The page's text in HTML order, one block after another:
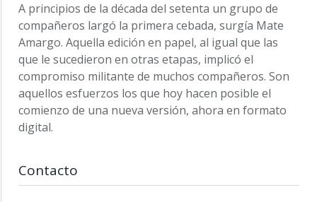
A principios de la década del setenta un grupo de
compañeros largó la primera cebada, surgía Mate
Amargo. Aquella edición en papel, al igual que las
que le sucedieron en otras etapas, implicó el
compromiso militante de muchos compañeros. Son
aquellos esfuerzos los que hoy hacen posible el
comienzo de una nueva versión, ahora en formato
digital.
Contacto